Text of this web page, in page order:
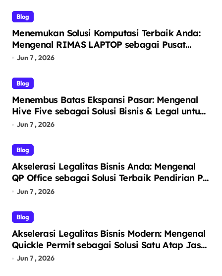
Blog
Menemukan Solusi Komputasi Terbaik Anda:
Mengenal RIMAS LAPTOP sebagai Pusat
Ekosistem Laptop Terintegrasi
Jun 7 , 2026
Blog
Menembus Batas Ekspansi Pasar: Mengenal
Hive Five sebagai Solusi Bisnis & Legal untuk
Segala Kebutuhan Anda
Jun 7 , 2026
Blog
Akselerasi Legalitas Bisnis Anda: Mengenal
QP Office sebagai Solusi Terbaik Pendirian PT
Perorangan dan Virtual Office Prestigius
Jun 7 , 2026
Blog
Akselerasi Legalitas Bisnis Modern: Mengenal
Quickle Permit sebagai Solusi Satu Atap Jasa
Pendirian PT dan Virtual Office
Jun 7 , 2026